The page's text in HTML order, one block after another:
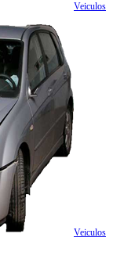
Veiculos
Veiculos